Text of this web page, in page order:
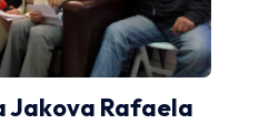
Jakova Rafaela